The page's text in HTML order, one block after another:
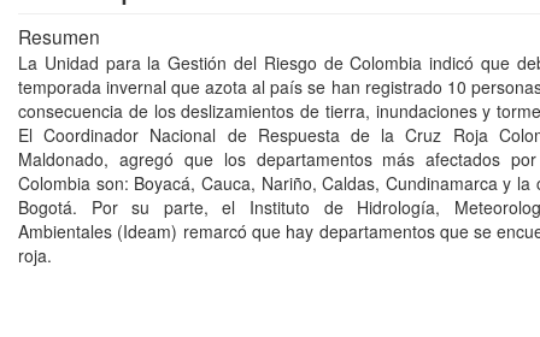
Resumen
La Unidad para la Gestión del Riesgo de Colombia indicó que
temporada invernal que azota al país se han registrado 10
consecuencia de los deslizamientos de tierra, inundaciones y
El Coordinador Nacional de Respuesta de la Cruz Roja
Maldonado, agregó que los departamentos más afectados
Colombia son: Boyacá, Cauca, Nariño, Caldas, Cundinamarca y la
Bogotá. Por su parte, el Instituto de Hidrología,
Ambientales (Ideam) remarcó que hay departamentos que se
roja.